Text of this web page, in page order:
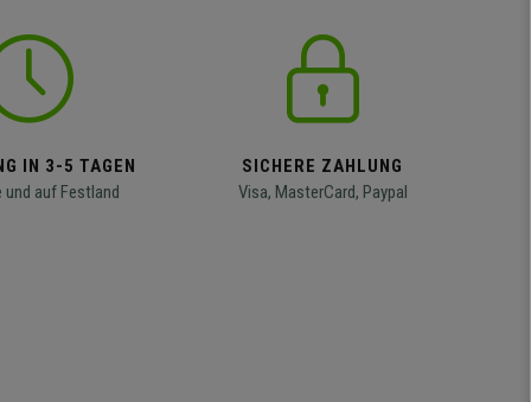
IN 3-5 TAGEN
und auf Festland
SICHERE ZAHLUNG
Visa, MasterCard, Paypal